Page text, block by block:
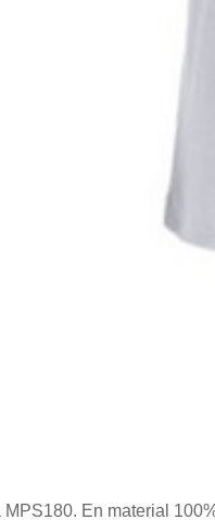
En material